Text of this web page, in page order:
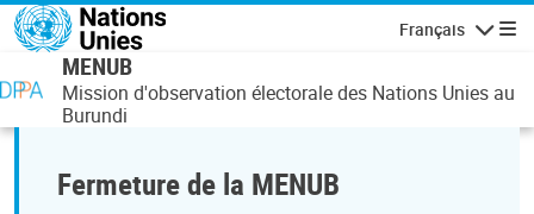
Aller au contenu principal
Français
MENUB
Mission d'observation électorale des Nations Unies au
Burundi
Fermeture de la MENUB